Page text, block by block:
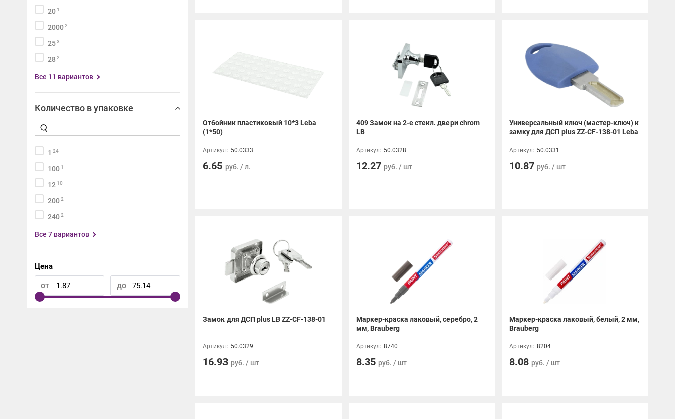
20 1
20002
253
28 2
Все 11 вариантов
Количество в упаковке
1 24
100 1
12 10
2002
2402
Все 7 вариантов
Цена
от до
Отбойник пластиковый 10*3 Leba
(1*50)
Артикул: 50.0333
6.65 руб. / л.
409 Замок на 2-е стекл. двери chrom
LB
Артикул: 50.0328
12.27 руб. / шт
Универсальный ключ (мастер-ключ) к
замку для ДСП plus ZZ-CF-138-01 Leba
Артикул: 50.0331
10.87 руб. / шт
Замок для ДСП plus LB ZZ-CF-138-01
Артикул: 50.0329
16.93 руб. / шт
Маркер-краска лаковый, серебро, 2
мм, Brauberg
Артикул: 8740
8.35 руб. / шт
Маркер-краска лаковый, белый, 2 мм,
Brauberg
Артикул: 8204
8.08 руб. / шт